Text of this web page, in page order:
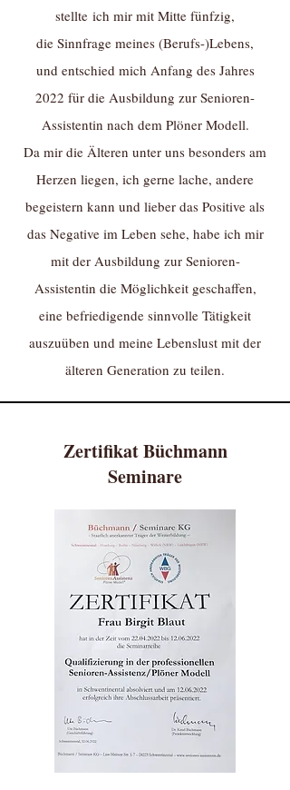
stellte ich mir mit Mitte fünfzig,
die Sinnfrage meines (Berufs-)Lebens,
und entschied mich Anfang des Jahres
2022 für die Ausbildung zur Senioren-
Assistentin nach dem Plöner Modell.
Da mir die Älteren unter uns besonders am
Herzen liegen, ich gerne lache, andere
begeistern kann und lieber das Positive als
das Negative im Leben sehe, habe ich mir
mit der Ausbildung zur Senioren-
Assistentin die Möglichkeit geschaffen,
eine befriedigende sinnvolle Tätigkeit
auszuüben und meine Lebenslust mit der
älteren Generation zu teilen.
Zertifikat Büchmann
Seminare